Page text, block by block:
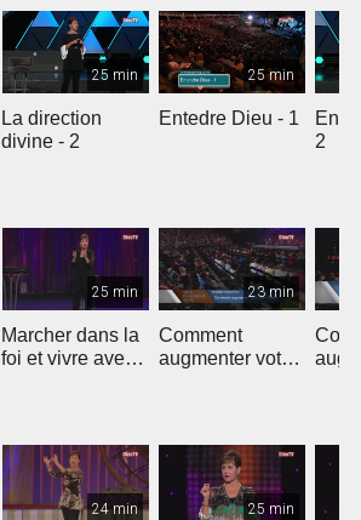
25 min
La direction
divine - 2
25 min
Entedre Dieu - 1
2
25 min
Marcher dans la
foi et vivre avec
23 min
Comment
augmenter votre
24 min 25 min